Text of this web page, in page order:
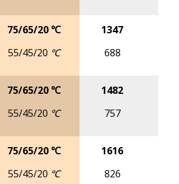
75/65/20 ℃
55/45/20 ℃
1347
688
75/65/20 ℃
55/45/20 ℃
1482
757
75/65/20 ℃
55/45/20 ℃
1616
826